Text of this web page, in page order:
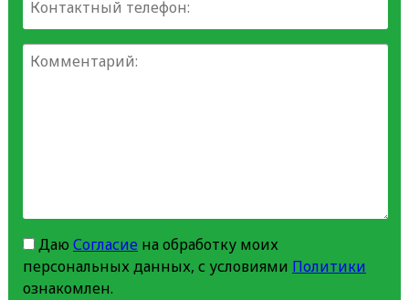
Даю Согласиена обработку моих
персональных данных, с условиями Политики
ознакомлен.